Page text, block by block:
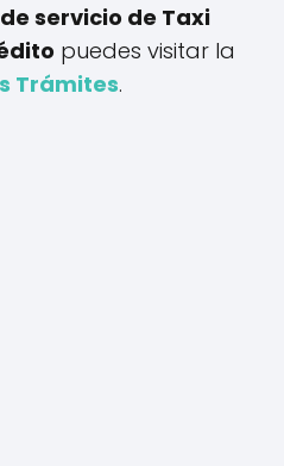
servicio de Taxi
puedes visitar la
Trámites.